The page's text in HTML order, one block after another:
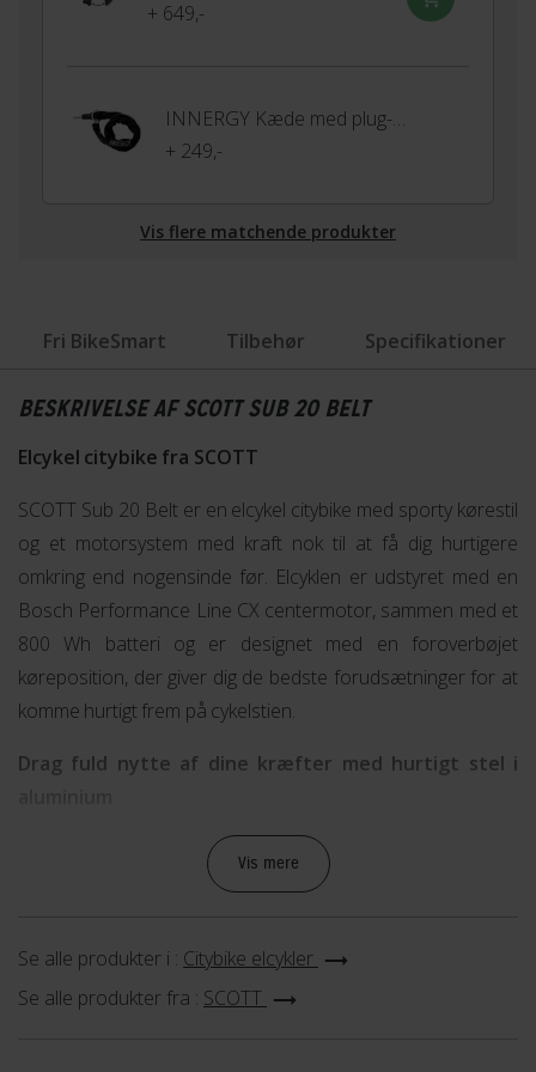
+ 649,-
INNERGY Kæde med plug-in til ringlås
+ 249,-
Vis flere matchende produkter
Fri BikeSmart Tilbehør Specifikationer
BESKRIVELSE AF SCOTT SUB 20 BELT
Elcykel citybike fra SCOTT
SCOTT Sub 20 Belt er en elcykel citybike med sporty kørestil
og et motorsystem med kraft nok til at få dig hurtigere
omkring end nogensinde før. Elcyklen er udstyret med en
Bosch Performance Line CX centermotor, sammen med et
800 Wh batteri og er designet med en foroverbøjet
køreposition, der giver dig de bedste forudsætninger for at
komme hurtigt frem på cykelstien.
Drag fuld nytte af dine kræfter med hurtigt stel i
Elcyklens stel er fremstillet i aluminium og har en geometri,
der er mere aggressiv end f.eks. en klassisk elcykel. Det
og at du ikke bliver standset af vindmodstand i lige så høj
grad.
Vis mere
Se alle produkter i : Citybike elcykler
Se alle produkter fra : SCOTT